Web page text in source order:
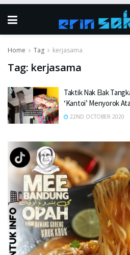
Home Tag kerjasama
Tag: kerjasama
Taktik Nak Elak
‘Kantoi’ Menyorok
22ND OCTOBER 2020